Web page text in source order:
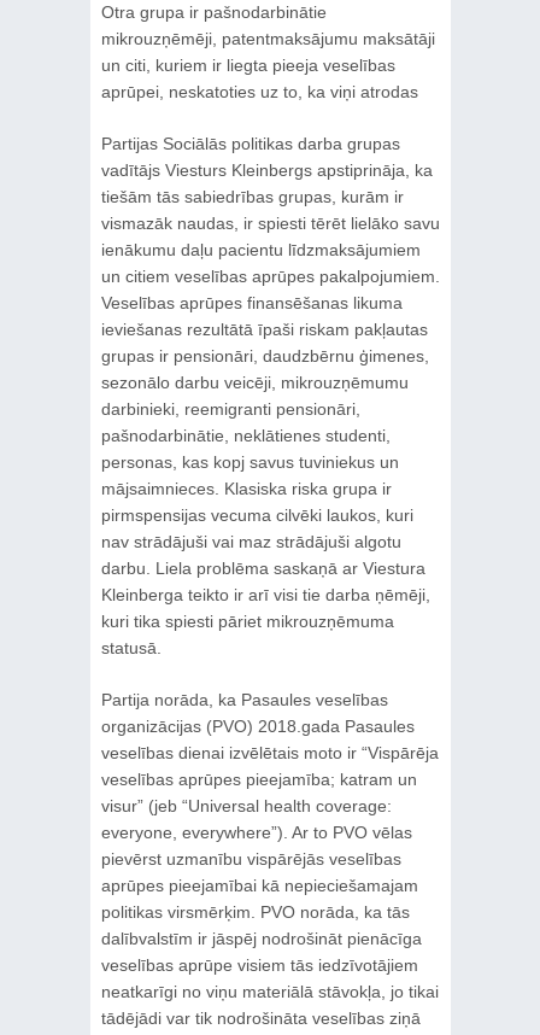
Otra grupa ir pašnodarbinātie
mikrouzņēmēji, patentmaksājumu maksātāji
un citi, kuriem ir liegta pieeja veselības
aprūpei, neskatoties uz to, ka viņi atrodas
Partijas Sociālās politikas darba grupas
vadītājs Viesturs Kleinbergs apstiprināja, ka
tiešām tās sabiedrības grupas, kurām ir
vismazāk naudas, ir spiesti tērēt lielāko savu
ienākumu daļu pacientu līdzmaksājumiem
un citiem veselības aprūpes pakalpojumiem.
Veselības aprūpes finansēšanas likuma
ieviešanas rezultātā īpaši riskam pakļautas
grupas ir pensionāri, daudzbērnu ģimenes,
sezonālo darbu veicēji, mikrouzņēmumu
darbinieki, reemigranti pensionāri,
pašnodarbinātie, neklātienes studenti,
personas, kas kopj savus tuviniekus un
mājsaimnieces. Klasiska riska grupa ir
pirmspensijas vecuma cilvēki laukos, kuri
nav strādājuši vai maz strādājuši algotu
darbu. Liela problēma saskaņā ar Viestura
Kleinberga teikto ir arī visi tie darba ņēmēji,
kuri tika spiesti pāriet mikrouzņēmuma
statusā.
Partija norāda, ka Pasaules veselības
organizācijas (PVO) 2018.gada Pasaules
veselības dienai izvēlētais moto ir “Vispārēja
veselības aprūpes pieejamība; katram un
visur” (jeb “Universal health coverage:
everyone, everywhere”). Ar to PVO vēlas
pievērst uzmanību vispārējās veselības
aprūpes pieejamībai kā nepieciešamajam
politikas virsmērķim. PVO norāda, ka tās
dalībvalstīm ir jāspēj nodrošināt pienācīga
veselības aprūpe visiem tās iedzīvotājiem
neatkarīgi no viņu materiālā stāvokļa, jo tikai
tādējādi var tik nodrošināta veselības ziņā